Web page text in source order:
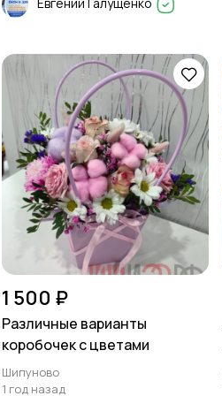
1 500 ₽
Различные варианты
коробочек с цветами
Шипуново
1 год назад